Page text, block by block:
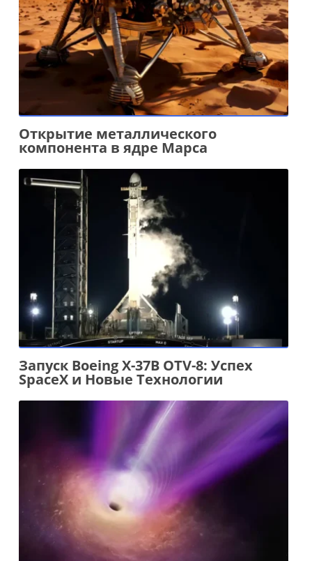
Открытие металлического
компонента в ядре Марса
Запуск Boeing X-37B OTV-8: Успех
SpaceX и Новые Технологии